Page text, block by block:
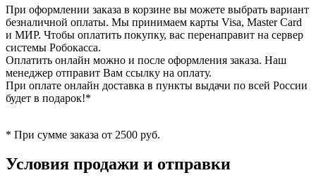
При оформлении заказа в корзине вы можете выбрать вариант
безналичной оплаты. Мы принимаем карты Visa, Master Card
и МИР. Чтобы оплатить покупку, вас перенаправит на сервер
системы Робокасса.
Оплатить онлайн можно и после оформления заказа. Наш
менеджер отправит Вам ссылку на оплату.
При оплате онлайн доставка в пункты выдачи по всей России
будет в подарок!*
* При сумме заказа от 2500 руб.
Условия продажи и отправки